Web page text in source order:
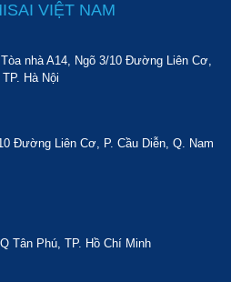
VIỆT NAM
nhà A14, Ngõ 3/10 Đường Liên Cơ,
Hà Nội
Đường Liên Cơ, P. Cầu Diễn, Q. Nam
Tân Phú, TP. Hồ Chí Minh